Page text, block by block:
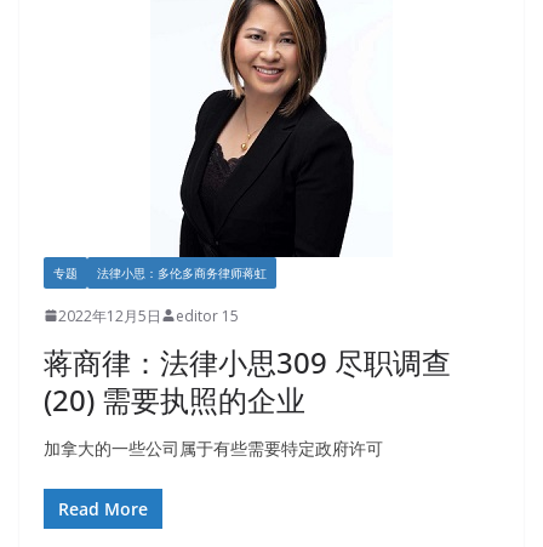
专题 法律小思：多伦多商务律师蒋虹
2022年12月5日 editor 15
蒋商律：法律小思309 尽职调查
(20) 需要执照的企业
加拿大的一些公司属于有些需要特定政府许可
Read More